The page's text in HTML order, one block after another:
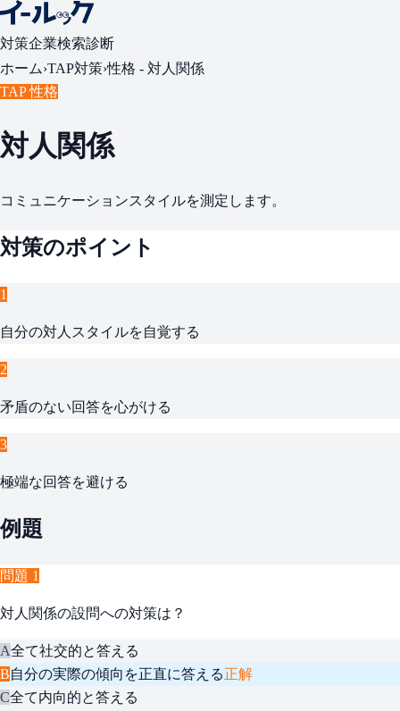
対策企業検索診断
ホーム›TAP対策›性格 - 対人関係
TAP 性格
対人関係
コミュニケーションスタイルを測定します。
対策のポイント
1
自分の対人スタイルを自覚する
2
矛盾のない回答を心がける
3
極端な回答を避ける
例題
問題 1
対人関係の設問への対策は？
A全て社交的と答える
B自分の実際の傾向を正直に答える正解
C全て内向的と答える